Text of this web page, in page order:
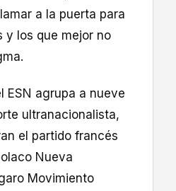
a la puerta para
y los que mejor no
ESN agrupa a nueve
ultranacionalista,
el partido francés
Nueva
Movimiento